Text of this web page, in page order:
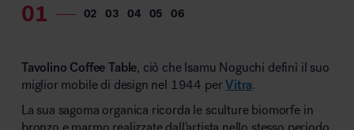
Tavolino Coffee Table, ciò che Isamu Noguchi definì il suo
miglior mobile di design nel 1944 per Vitra.
La sua sagoma organica ricorda le sculture biomorfe in